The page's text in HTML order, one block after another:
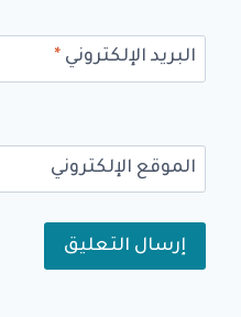
البريد الإلكتروني *
الموقع الإلكتروني